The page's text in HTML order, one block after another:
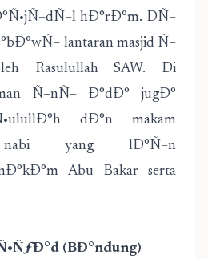
hÐ°rÐ°m. DÑ–
lantaran masjid Ñ–
Rasulullah SAW. Di
Ñ–nÑ– Ð°dÐ° jugÐ°
dÐ°n makam
nabi yang lÐ°Ñ–n
Abu Bakar serta
(BÐ°ndung)